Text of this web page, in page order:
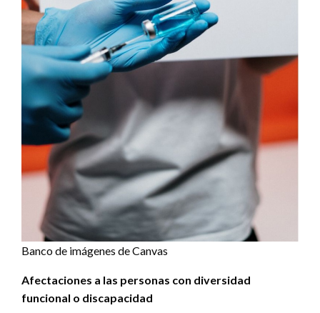
Banco de imágenes de Canvas
Afectaciones a las personas con diversidad
funcional o discapacidad